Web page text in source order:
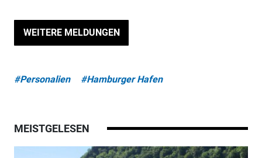
WEITERE MELDUNGEN
#Personalien #Hamburger Hafen
MEISTGELESEN